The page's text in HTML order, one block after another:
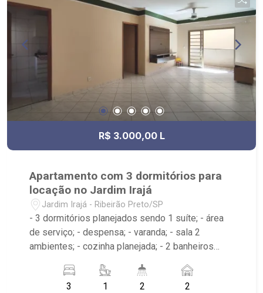
R$ 3.000,00 L
Apartamento com 3 dormitórios para
locação no Jardim Irajá
Jardim Irajá - Ribeirão Preto/SP
- 3 dormitórios planejados sendo 1 suíte; - área
de serviço; - despensa; - varanda; - sala 2
ambientes; - cozinha planejada; - 2 banheiros
Josemar Grill, Jasmin Restaurante, Burguer King
3
1 2 2